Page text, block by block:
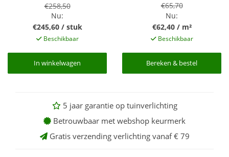
€258,50
Nu:
€245,60 / stuk
Beschikbaar
In winkelwagen
In winkelwagen
€65,70
Nu:
€62,40 / m²
Beschikbaar
Bereken & bestel
Bereken & bestel
5 jaar garantie op tuinverlichting
Betrouwbaar met webshop keurmerk
Gratis verzending verlichting vanaf € 79